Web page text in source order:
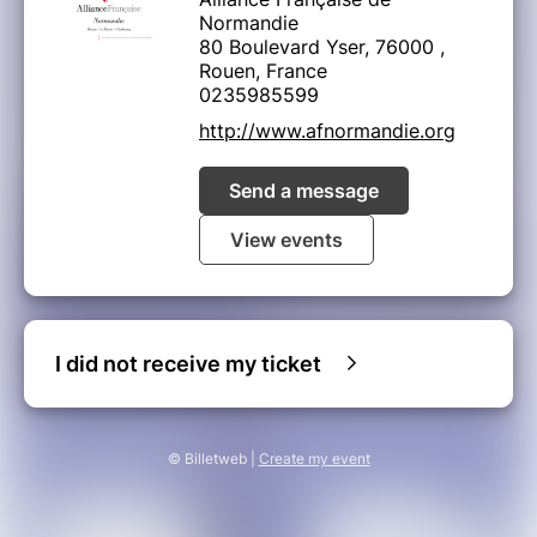
Normandie
80 Boulevard Yser, 76000 ,
Rouen, France
0235985599
http://www.afnormandie.org
Send a message
View events
I did not receive my ticket
© Billetweb | Create my event